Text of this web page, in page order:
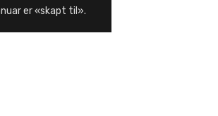
er «skapt til».